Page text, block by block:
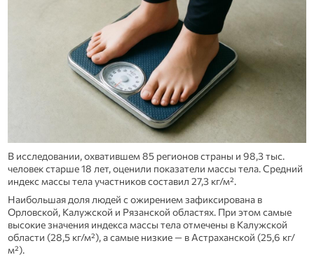
В исследовании, охватившем 85 регионов страны и 98,3 тыс.
человек старше 18 лет, оценили показатели массы тела. Средний
индекс массы тела участников составил 27,3 кг/м².
Наибольшая доля людей с ожирением зафиксирована в
Орловской, Калужской и Рязанской областях. При этом самые
высокие значения индекса массы тела отмечены в Калужской
области (28,5 кг/м²), а самые низкие — в Астраханской (25,6 кг/
м²).